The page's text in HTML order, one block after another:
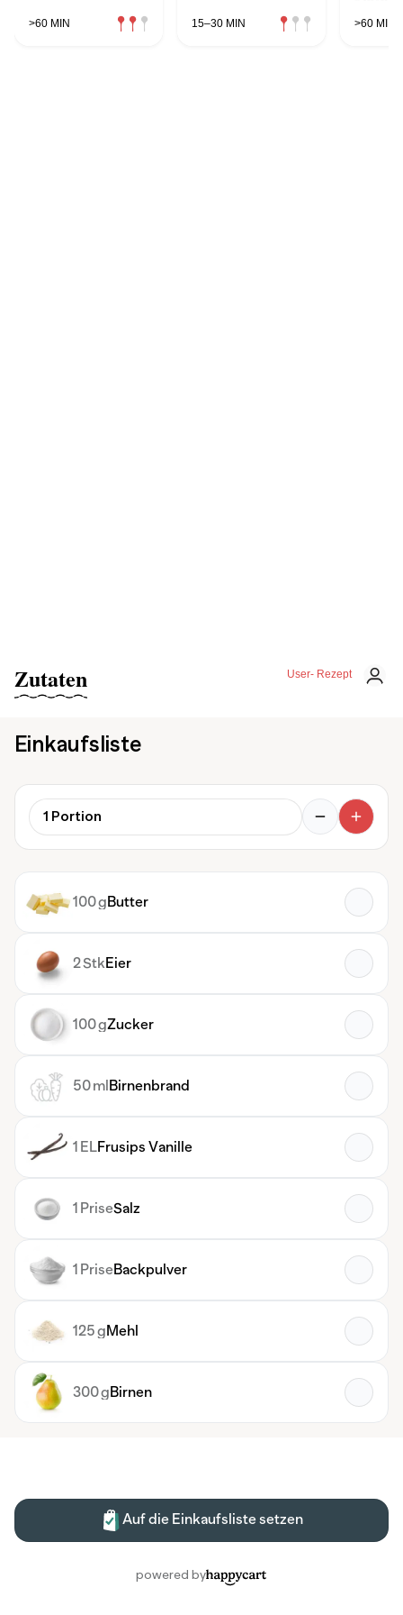
>60 MIN 15–30 MIN >60 MIN
User- Rezept
Zutaten